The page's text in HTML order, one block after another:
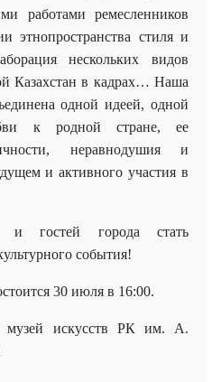
работами ремесленников
этнопространства стиля и
нескольких видов
Казахстан в кадрах… Наша
одной идеей, одной
к родной стране, ее
неравнодушия и
и активного участия в
и гостей города стать
события!
30 июля в 16:00.
музей искусств РК им. А.